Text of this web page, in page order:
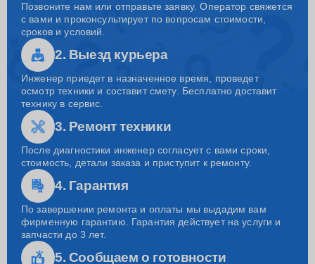
Позвоните нам или отправьте заявку. Оператор свяжется
с вами и проконсультирует по вопросам стоимости,
сроков и условий.
2. Выезд курьера
Инженер приедет в назначенное время, проведет
осмотр техники и составит смету. Бесплатно доставит
технику в сервис.
3. Ремонт техники
После диагностики инженер согласует с вами сроки,
стоимость, детали заказа и приступит к ремонту.
4. Гарантия
По завершении ремонта и оплаты мы выдадим вам
фирменную гарантию. Гарантия действует на услуги и
запчасти до 3 лет.
5. Сообщаем о готовности